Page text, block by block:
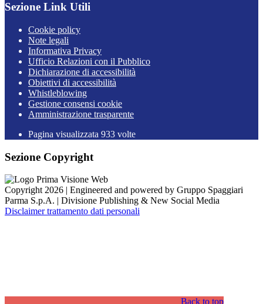
Sezione Link Utili
Cookie policy
Note legali
Informativa Privacy
Ufficio Relazioni con il Pubblico
Dichiarazione di accessibilità
Obiettivi di accessibilità
Whistleblowing
Gestione consensi cookie
Amministrazione trasparente
Pagina visualizzata 933 volte
Sezione Copyright
Copyright 2026 | Engineered and powered by Gruppo Spaggiari
Parma S.p.A. | Divisione Publishing & New Social Media
Disclaimer trattamento dati personali
Back to top